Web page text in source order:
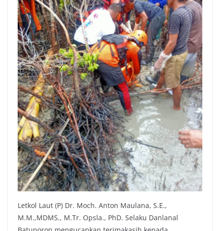
Letkol Laut (P) Dr. Moch. Anton Maulana, S.E.,
M.M.,MDMS., M.Tr. Opsla., PhD. Selaku Danlanal